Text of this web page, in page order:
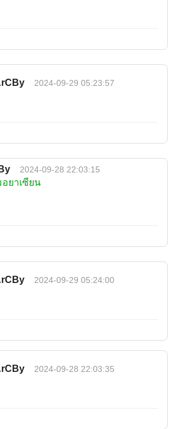
2024-09-29 05:23:57
2024-09-28 22:03:15
ยาเซียน
2024-09-29 05:24:00
2024-09-28 22:03:35